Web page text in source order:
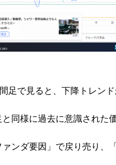
足で見ると、下降トレンド
と同様に過去に意識された
ァンダ要因」で戻り売り、